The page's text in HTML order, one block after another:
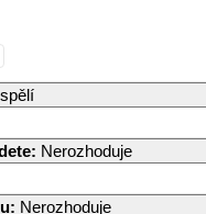
: Nerozhoduje
: Nerozhoduje